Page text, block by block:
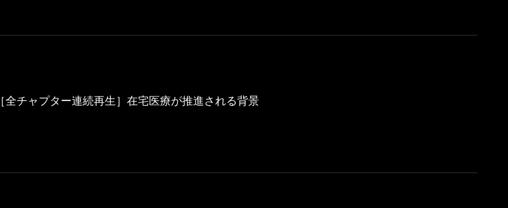
［全チャプター連続再生］在宅医療が推進される背景